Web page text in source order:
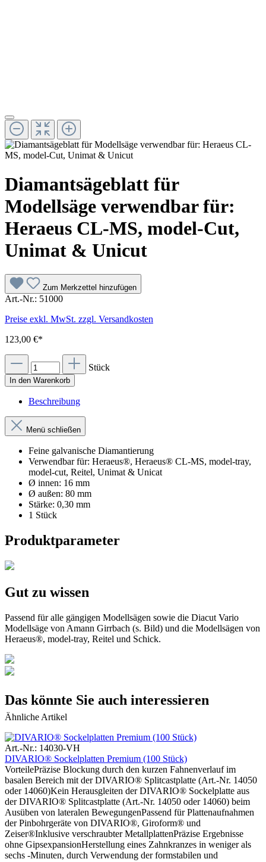
Diamantsägeblatt für
Modellsäge verwendbar für:
Heraeus CL-MS, model-Cut,
Unimat & Unicut
Zum Merkzettel hinzufügen
Art.-Nr.: 51000
Preise exkl. MwSt. zzgl. Versandkosten
123,00 €*
Stück
In den Warenkorb
Beschreibung
Menü schließen
Feine galvanische Diamantierung
Verwendbar für: Heraeus®, Heraeus® CL-MS, model-tray,
model-cut, Reitel, Unimat & Unicat
Ø innen: 16 mm
Ø außen: 80 mm
Stärke: 0,30 mm
1 Stück
Produktparameter
Gut zu wissen
Passend für alle gängigen Modellsägen sowie die Diacut Vario
Modellsäge von Amann Girrbach (s. Bild) und die Modellsägen von
Heraeus®, model-tray, Reitel und Schick.
Das könnte Sie auch interessieren
Ähnliche Artikel
Art.-Nr.: 14030-VH
DIVARIO® Sockelplatten Premium (100 Stück)
VorteilePräzise Blockung durch den kurzen Fahnenverlauf im
basalen Bereich mit der DIVARIO® Splitcastplatte (Art.-Nr. 14050
oder 14060)Kein Herausgleiten der DIVARIO® Sockelplatte aus
der DIVARIO® Splitcastplatte (Art.-Nr. 14050 oder 14060) beim
Ausüben von lateralen BewegungenPassend für Plattenaufnahmen
der Pinbohrgeräte von DIVARIO®, Giroform® und
Zeiser®Inklusive verschraubter MetallplattenPräzise Ergebnisse
ohne GipsexpansionHerstellung eines Zahnkranzes in weniger als
sechs -Minuten, durch Verwendung der formstabilen und